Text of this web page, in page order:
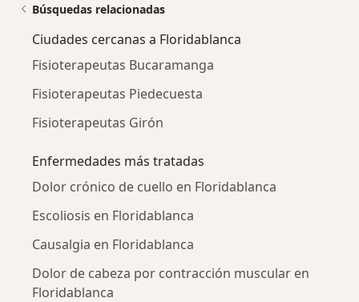
Búsquedas relacionadas
Ciudades cercanas a Floridablanca
Fisioterapeutas Bucaramanga
Fisioterapeutas Piedecuesta
Fisioterapeutas Girón
Enfermedades más tratadas
Dolor crónico de cuello en Floridablanca
Escoliosis en Floridablanca
Causalgia en Floridablanca
Dolor de cabeza por contracción muscular en
Floridablanca